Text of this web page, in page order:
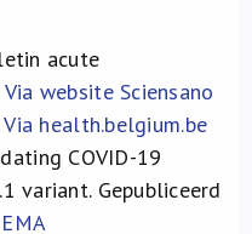
acute
Via website Sciensano
Via health.belgium.be
COVID-19
variant. Gepubliceerd